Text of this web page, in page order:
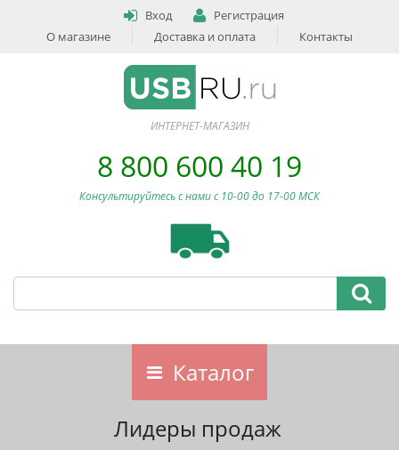
Вход
Регистрация
О магазине
Доставка и оплата Контакты
ИНТЕРНЕТ-МАГАЗИН
8 800 600 40 19
Консультируйтесь с нами c 10-00 до 17-00 МСК
Каталог
Лидеры продаж